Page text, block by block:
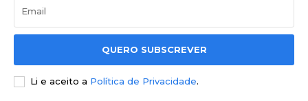
QUERO SUBSCREVER
Li e aceito a Política de Privacidade.